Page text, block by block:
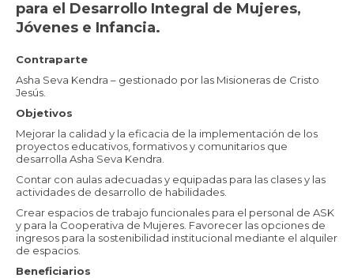
para el Desarrollo Integral de Mujeres,
Jóvenes e Infancia.
Contraparte
Asha Seva Kendra – gestionado por las Misioneras de Cristo
Jesús.
Objetivos
Mejorar la calidad y la eficacia de la implementación de los
proyectos educativos, formativos y comunitarios que
desarrolla Asha Seva Kendra.
Contar con aulas adecuadas y equipadas para las clases y las
actividades de desarrollo de habilidades.
Crear espacios de trabajo funcionales para el personal de ASK
y para la Cooperativa de Mujeres. Favorecer las opciones de
ingresos para la sostenibilidad institucional mediante el alquiler
de espacios.
Beneficiarios